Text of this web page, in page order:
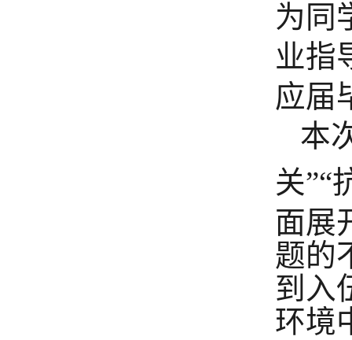
为同
业指
应届
本
关”“
面展
题的
到 入
环境